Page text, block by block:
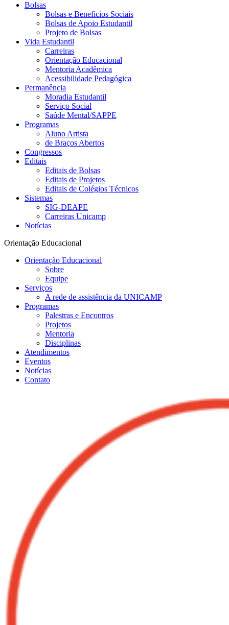
Bolsas
Bolsas e Benefícios Sociais
Bolsas de Apoio Estudantil
Projeto de Bolsas
Vida Estudantil
Carreiras
Orientação Educacional
Mentoria Acadêmica
Acessibilidade Pedagógica
Permanência
Moradia Estudantil
Serviço Social
Saúde Mental/SAPPE
Programas
Aluno Artista
de Braços Abertos
Congressos
Editais
Editais de Bolsas
Editais de Projetos
Editais de Colégios Técnicos
Sistemas
SIG-DEAPE
Carreiras Unicamp
Notícias
Orientação Educacional
Orientação Educacional
Sobre
Equipe
Serviços
A rede de assistência da UNICAMP
Programas
Palestras e Encontros
Projetos
Mentoria
Disciplinas
Atendimentos
Eventos
Notícias
Contato